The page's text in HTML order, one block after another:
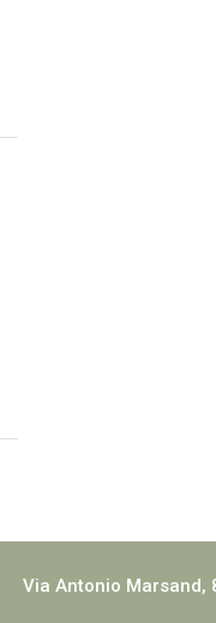
Via Antonio Marsand,